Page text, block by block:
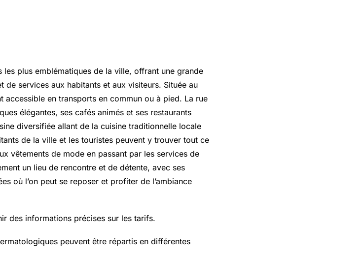
les plus emblématiques de la ville, offrant une grande
de services aux habitants et aux visiteurs. Située au
en transports en commun ou à pied. La rue
élégantes, ses cafés animés et ses restaurants
diversifiée allant de la cuisine traditionnelle locale
de la ville et les touristes peuvent y trouver tout ce
vêtements de mode en passant par les services de
un lieu de rencontre et de détente, avec ses
où l’on peut se reposer et profiter de l’ambiance
des informations précises sur les tarifs.
peuvent être répartis en différentes